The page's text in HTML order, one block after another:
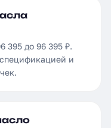
395 до 96 395 ₽.
и